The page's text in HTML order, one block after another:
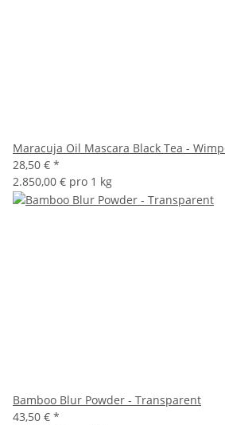
Maracuja Oil Mascara Black Tea -
28,50 € *
2.850,00 € pro 1 kg
Bamboo Blur Powder - Transparent
43,50 € *